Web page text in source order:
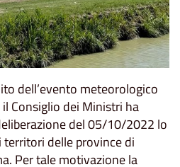
dell’evento meteorologico
Consiglio dei Ministri ha
del 05/10/2022 lo
delle province di
Per tale motivazione la